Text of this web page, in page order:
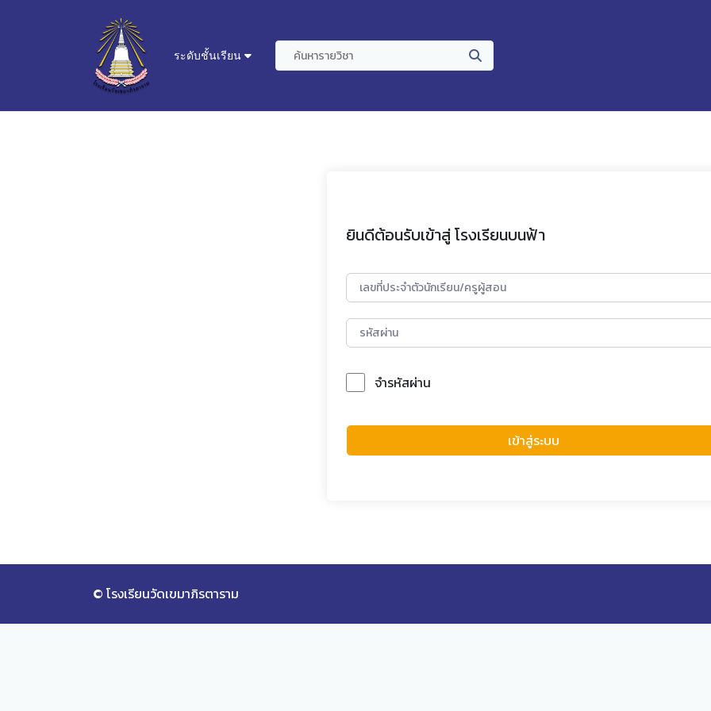
ระดับชั้นเรียน
ยินดีต้อนรับเข้าสู่ โรงเรียนบนฟ้า
จำรหัสผ่าน
เข้าสู่ระบบ
© โรงเรียนวัดเขมาภิรตาราม